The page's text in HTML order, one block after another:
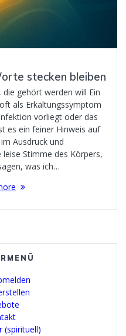
stecken bleiben
gehört werden will Ein
als Erkältungssymptom
vorliegt oder das
es ein feiner Hinweis auf
Ausdruck und
Stimme des Körpers,
was ich…
(spirituell)